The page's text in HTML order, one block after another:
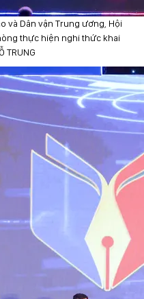
và Dân vận Trung ương, Hội
thực hiện nghi thức khai
TRUNG